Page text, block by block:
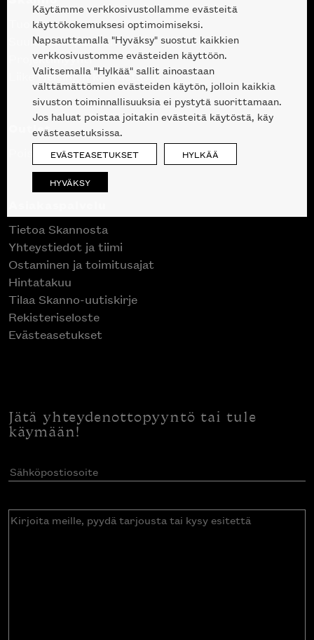
Tuotteet
Suunnittelupalvelu
Projektimyynti
Liike Helsingin keskustassa
Outlet
Poistuvat mallikappaleet
Tietoa Skannosta
Yhteystiedot ja tiimi
Ostaminen ja toimitusajat
Hintatakuu
Tilaa Skanno-uutiskirje
Rekisteriseloste
Evästeasetukset
Jätä yhteydenottopyyntö tai tule
käymään!
Sähköpostiosoite(Pakollinen)
Kirjoita
Käytämme verkkosivustollamme evästeitä
käyttökokemuksesi optimoimiseksi.
Napsauttamalla "Hyväksy" suostut kaikkien
verkkosivustomme evästeiden käyttöön.
Valitsemalla "Hylkää" sallit ainoastaan
välttämättömien evästeiden käytön, jolloin kaikkia
sivuston toiminnallisuuksia ei pystytä suorittamaan.
Jos haluat poistaa joitakin evästeitä käytöstä, käy
evästeasetuksissa.
EVÄSTEASETUKSET HYLKÄÄ
HYVÄKSY